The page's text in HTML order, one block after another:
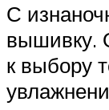
С
вышивку.
к выбору